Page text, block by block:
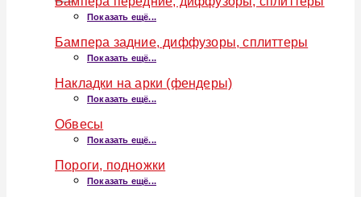
Показать ещё...
Бампера задние, диффузоры, сплиттеры
Показать ещё...
Накладки на арки (фендеры)
Показать ещё...
Обвесы
Показать ещё...
Пороги, подножки
Показать ещё...